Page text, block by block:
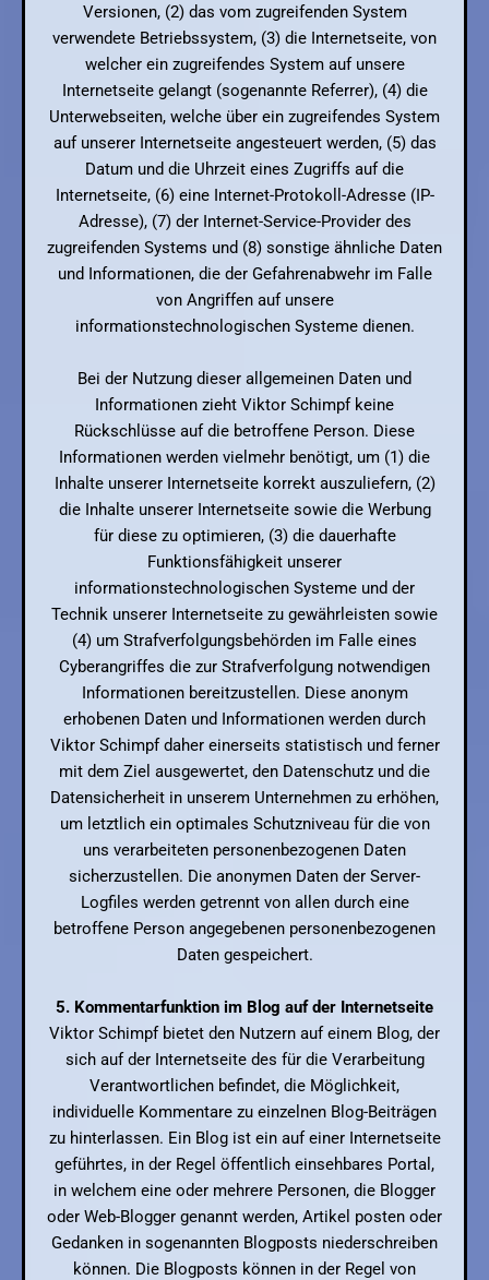
Versionen, (2) das vom zugreifenden System
verwendete Betriebssystem, (3) die Internetseite, von
welcher ein zugreifendes System auf unsere
Internetseite gelangt (sogenannte Referrer), (4) die
Unterwebseiten, welche über ein zugreifendes System
auf unserer Internetseite angesteuert werden, (5) das
Datum und die Uhrzeit eines Zugriffs auf die
Internetseite, (6) eine Internet-Protokoll-Adresse (IP-
Adresse), (7) der Internet-Service-Provider des
zugreifenden Systems und (8) sonstige ähnliche Daten
und Informationen, die der Gefahrenabwehr im Falle
von Angriffen auf unsere
informationstechnologischen Systeme dienen.
Bei der Nutzung dieser allgemeinen Daten und
Informationen zieht Viktor Schimpf keine
Rückschlüsse auf die betroffene Person. Diese
Informationen werden vielmehr benötigt, um (1) die
Inhalte unserer Internetseite korrekt auszuliefern, (2)
die Inhalte unserer Internetseite sowie die Werbung
für diese zu optimieren, (3) die dauerhafte
Funktionsfähigkeit unserer
informationstechnologischen Systeme und der
Technik unserer Internetseite zu gewährleisten sowie
(4) um Strafverfolgungsbehörden im Falle eines
Cyberangriffes die zur Strafverfolgung notwendigen
Informationen bereitzustellen. Diese anonym
erhobenen Daten und Informationen werden durch
Viktor Schimpf daher einerseits statistisch und ferner
mit dem Ziel ausgewertet, den Datenschutz und die
Datensicherheit in unserem Unternehmen zu erhöhen,
um letztlich ein optimales Schutzniveau für die von
uns verarbeiteten personenbezogenen Daten
sicherzustellen. Die anonymen Daten der Server-
Logfiles werden getrennt von allen durch eine
betroffene Person angegebenen personenbezogenen
Daten gespeichert.
5. Kommentarfunktion im Blog auf der Internetseite
Viktor Schimpf bietet den Nutzern auf einem Blog, der
sich auf der Internetseite des für die Verarbeitung
Verantwortlichen befindet, die Möglichkeit,
individuelle Kommentare zu einzelnen Blog-Beiträgen
zu hinterlassen. Ein Blog ist ein auf einer Internetseite
geführtes, in der Regel öffentlich einsehbares Portal,
in welchem eine oder mehrere Personen, die Blogger
oder Web-Blogger genannt werden, Artikel posten oder
Gedanken in sogenannten Blogposts niederschreiben
können. Die Blogposts können in der Regel von